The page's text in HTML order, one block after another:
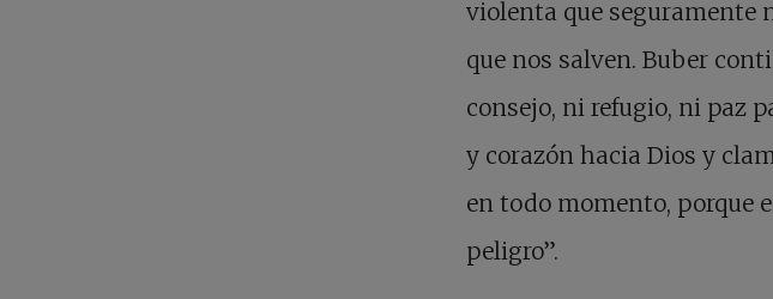
violenta que seguramente
que nos salven. Buber
consejo, ni refugio, ni paz
y corazón hacia Dios y
en todo momento, porque
peligro”.